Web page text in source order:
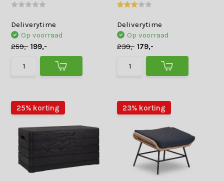
Deliverytime
Op voorraad
259,- 199,-
Deliverytime
Op voorraad
239,- 179,-
25% korting 23% korting